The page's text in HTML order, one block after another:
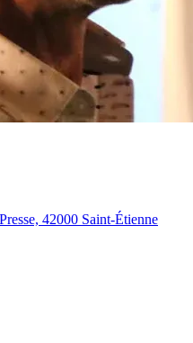
42000 Saint-Étienne